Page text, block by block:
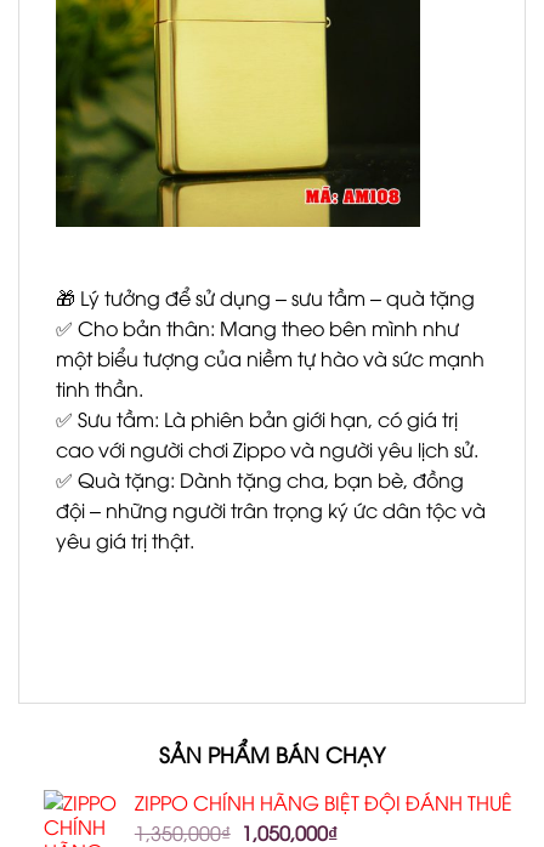
🎁 Lý tưởng để sử dụng – sưu tầm – quà tặng
✅ Cho bản thân: Mang theo bên mình như
một biểu tượng của niềm tự hào và sức mạnh
tinh thần.
✅ Sưu tầm: Là phiên bản giới hạn, có giá trị
cao với người chơi Zippo và người yêu lịch sử.
✅ Quà tặng: Dành tặng cha, bạn bè, đồng
đội – những người trân trọng ký ức dân tộc và
yêu giá trị thật.
SẢN PHẨM BÁN CHẠY
ZIPPO CHÍNH HÃNG BIỆT ĐỘI ĐÁNH THUÊ
1,350,000₫ 1,050,000₫